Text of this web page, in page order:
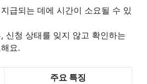
급되는 데에 시간이 소요될 수 있
신청 상태를 잊지 않고 확인하는
요.
주요 특징